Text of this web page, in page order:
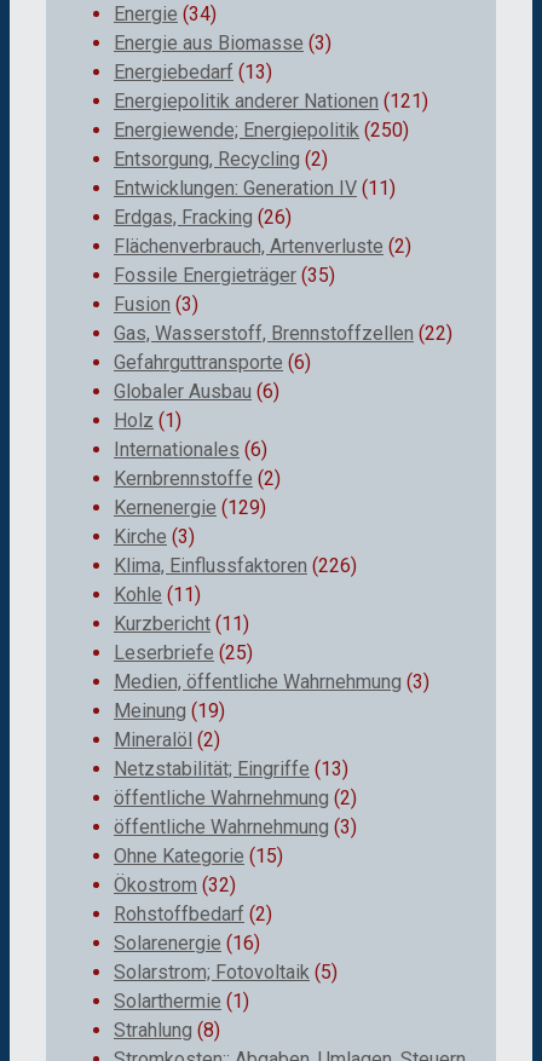
Energie (34)
Energie aus Biomasse (3)
Energiebedarf (13)
Energiepolitik anderer Nationen (121)
Energiewende; Energiepolitik (250)
Entsorgung, Recycling (2)
Entwicklungen: Generation IV (11)
Erdgas, Fracking (26)
Flächenverbrauch, Artenverluste (2)
Fossile Energieträger (35)
Fusion (3)
Gas, Wasserstoff, Brennstoffzellen (22)
Gefahrguttransporte (6)
Globaler Ausbau (6)
Holz (1)
Internationales (6)
Kernbrennstoffe (2)
Kernenergie (129)
Kirche (3)
Klima, Einflussfaktoren (226)
Kohle (11)
Kurzbericht (11)
Leserbriefe (25)
Medien, öffentliche Wahrnehmung (3)
Meinung (19)
Mineralöl (2)
Netzstabilität; Eingriffe (13)
öffentliche Wahrnehmung (2)
öffentliche Wahrnehmung (3)
Ohne Kategorie (15)
Ökostrom (32)
Rohstoffbedarf (2)
Solarenergie (16)
Solarstrom; Fotovoltaik (5)
Solarthermie (1)
Strahlung (8)